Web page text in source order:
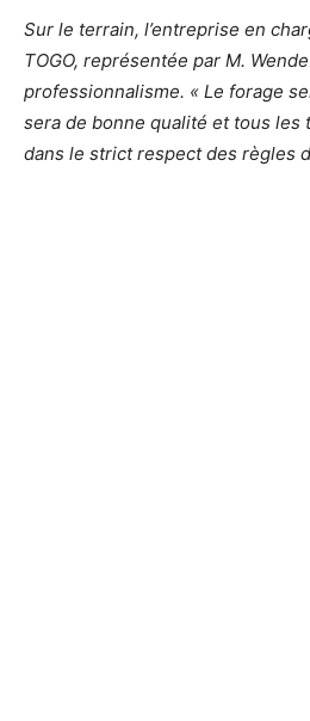
Sur le terrain, l’entreprise en
TOGO, représentée par M.
professionnalisme. « Le forage
sera de bonne qualité et tous les
dans le strict respect des règles